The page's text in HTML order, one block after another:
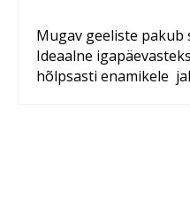
Mugav geeliste
Ideaalne
hõlpsasti enamikele